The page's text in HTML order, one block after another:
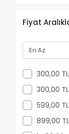
Havluluk
Ankastre
Gönye Çıkış
Duş Hortumları
Duş Gagası
Duş Askıları
Fiyat
300,00
300,00
599,00
899,00